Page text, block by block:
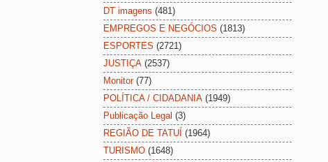
DT imagens (481)
EMPREGOS E NEGÓCIOS (1813)
ESPORTES (2721)
JUSTIÇA (2537)
Monitor (77)
POLÍTICA / CIDADANIA (1949)
Publicação Legal (3)
REGIÃO DE TATUÍ (1964)
TURISMO (1648)